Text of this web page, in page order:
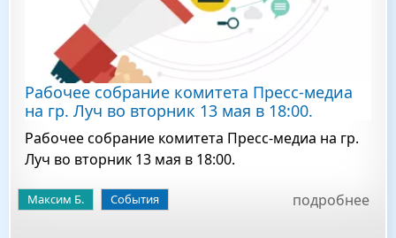
Рабочее собрание комитета Пресс-медиа
на гр. Луч во вторник 13 мая в 18:00.
Рабочее собрание комитета Пресс-медиа на гр.
Луч во вторник 13 мая в 18:00.
Максим Б. События подробнее